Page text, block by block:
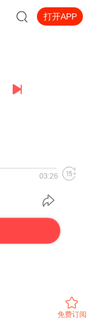
打开APP
03:26
免费订阅